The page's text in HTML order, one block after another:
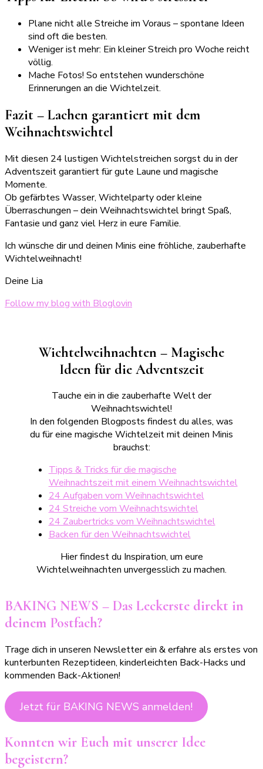
Plane nicht alle Streiche im Voraus – spontane Ideen
sind oft die besten.
Weniger ist mehr: Ein kleiner Streich pro Woche reicht
völlig.
Mache Fotos! So entstehen wunderschöne
Erinnerungen an die Wichtelzeit.
Fazit – Lachen garantiert mit dem
Weihnachtswichtel
Mit diesen 24 lustigen Wichtelstreichen sorgst du in der
Adventszeit garantiert für gute Laune und magische
Momente.
Ob gefärbtes Wasser, Wichtelparty oder kleine
Überraschungen – dein Weihnachtswichtel bringt Spaß,
Fantasie und ganz viel Herz in eure Familie.
Ich wünsche dir und deinen Minis eine fröhliche, zauberhafte
Wichtelweihnacht!
Deine Lia
Follow my blog with Bloglovin
Wichtelweihnachten – Magische
Ideen für die Adventszeit
Tauche ein in die zauberhafte Welt der
Weihnachtswichtel!
In den folgenden Blogposts findest du alles, was
du für eine magische Wichtelzeit mit deinen Minis
brauchst:
Tipps & Tricks für die magische
Weihnachtszeit mit einem Weihnachtswichtel
24 Aufgaben vom Weihnachtswichtel
24 Streiche vom Weihnachtswichtel
24 Zaubertricks vom Weihnachtswichtel
Backen für den Weihnachtswichtel
Hier findest du Inspiration, um eure
Wichtelweihnachten unvergesslich zu machen.
BAKING NEWS – Das Leckerste direkt in
deinem Postfach?
Trage dich in unseren Newsletter ein & erfahre als erstes von
kunterbunten Rezeptideen, kinderleichten Back-Hacks und
kommenden Back-Aktionen!
Jetzt für BAKING NEWS anmelden!
Konnten wir Euch mit unserer Idee
begeistern?